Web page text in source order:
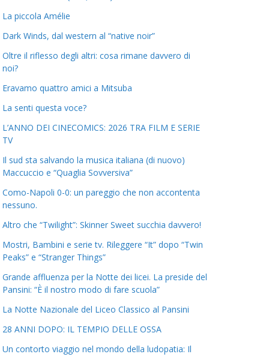
La piccola Amélie
Dark Winds, dal western al “native noir”
Oltre il riflesso degli altri: cosa rimane davvero di
noi?
Eravamo quattro amici a Mitsuba
La senti questa voce?
L’ANNO DEI CINECOMICS: 2026 TRA FILM E SERIE
TV
Il sud sta salvando la musica italiana (di nuovo)
Maccuccio e “Quaglia Sovversiva”
Como-Napoli 0-0: un pareggio che non accontenta
nessuno.
Altro che “Twilight”: Skinner Sweet succhia davvero!
Mostri, Bambini e serie tv. Rileggere “It” dopo “Twin
Peaks” e “Stranger Things”
Grande affluenza per la Notte dei licei. La preside del
Pansini: “È il nostro modo di fare scuola”
La Notte Nazionale del Liceo Classico al Pansini
28 ANNI DOPO: IL TEMPIO DELLE OSSA
Un contorto viaggio nel mondo della ludopatia: Il